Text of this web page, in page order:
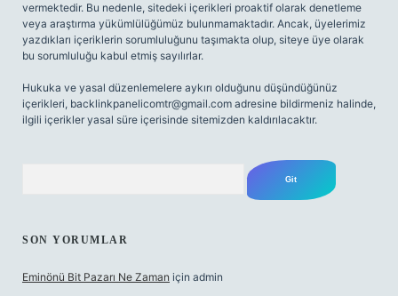
vermektedir. Bu nedenle, sitedeki içerikleri proaktif olarak denetleme
veya araştırma yükümlülüğümüz bulunmamaktadır. Ancak, üyelerimiz
yazdıkları içeriklerin sorumluluğunu taşımakta olup, siteye üye olarak
bu sorumluluğu kabul etmiş sayılırlar.
Hukuka ve yasal düzenlemelere aykırı olduğunu düşündüğünüz
içerikleri, backlinkpanelicomtr@gmail.com adresine bildirmeniz halinde,
ilgili içerikler yasal süre içerisinde sitemizden kaldırılacaktır.
SON YORUMLAR
Eminönü Bit Pazarı Ne Zaman için admin